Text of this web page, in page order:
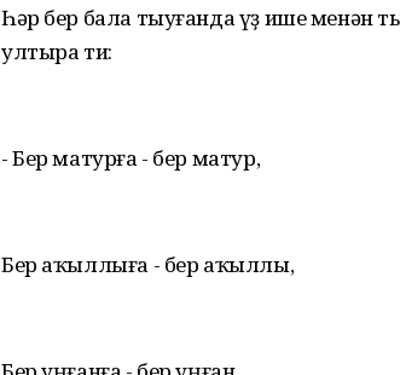
Һәр бер бала тыуғанда үҙ ише менән
ултыра ти:
- Бер матурға - бер матур,
Бер аҡыллыға - бер аҡыллы,